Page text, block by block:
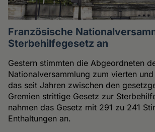
Französische
Sterbehilfegesetz an
Gestern stimmten die Abgeordneten
Nationalversammlung zum vierten
das seit Jahren zwischen den
Gremien strittige Gesetz zur
nahmen das Gesetz mit 291 zu 241
Enthaltungen an.